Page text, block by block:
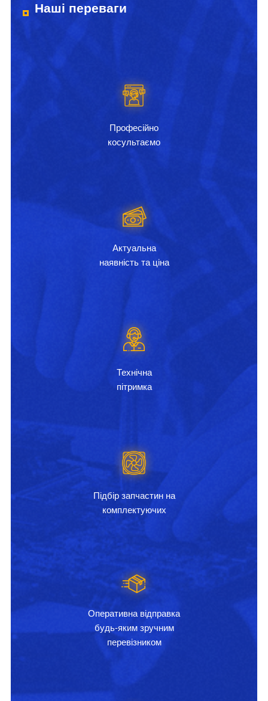
Наші переваги
Професійно
косультаємо
Актуальна
наявність та ціна
Технічна
пітримка
Підбір запчастин на
комплектуючих
Оперативна відправка
будь-яким зручним
перевізником